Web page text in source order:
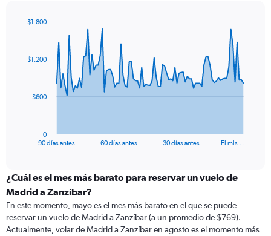
data
The
categories.
Range:
categories.
The
90 días antes 60 días antes 30 días antes El mis…
0
$600
$1.200
$1.800
¿Cuál es el mes más barato para reservar un vuelo de
Madrid a Zanzíbar?
En este momento, mayo es el mes más barato en el que se puede
reservar un vuelo de Madrid a Zanzíbar (a un promedio de $769).
Actualmente, volar de Madrid a Zanzíbar en agosto es el momento más